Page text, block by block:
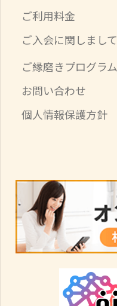
ご利用料金
ご入会に関しまして
ご縁磨きプログラム
お問い合わせ
個人情報保護方針